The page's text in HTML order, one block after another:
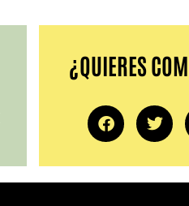
¿QUIERES